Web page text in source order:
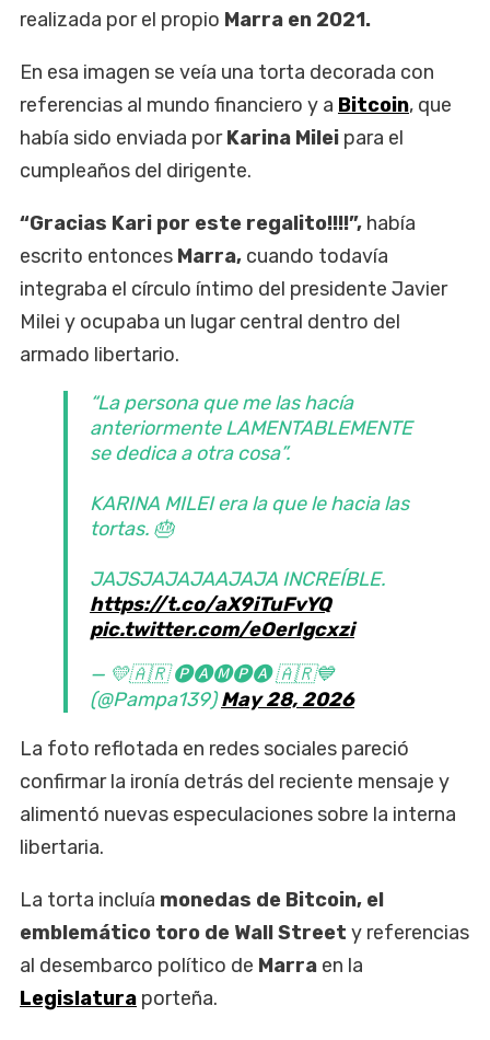
realizada por el propio Marra en 2021.
En esa imagen se veía una torta decorada con
referencias al mundo financiero y a Bitcoin, que
había sido enviada porKarina Milei para el
cumpleaños del dirigente.
“Gracias Kari por este regalito!!!!”, había
escrito entonces Marra, cuando todavía
integraba el círculo íntimo del presidente Javier
Milei y ocupaba un lugar central dentro del
armado libertario.
“La persona que me las hacía
anteriormente LAMENTABLEMENTE
se dedica a otra cosa”.
KARINA MILEI era la que le hacia las
tortas. 🎂
JAJSJAJAJAAJAJA INCREÍBLE.
https://t.co/aX9iTuFvYQ
pic.twitter.com/eOerIgcxzi
— 💛🇦🇷 🅟🅐🅜🅟🅐 🇦🇷💙
(@Pampa139)May 28, 2026
La foto reflotada en redes sociales pareció
confirmar la ironía detrás del reciente mensaje y
alimentó nuevas especulaciones sobre la interna
libertaria.
La torta incluía monedas de Bitcoin, el
emblemático toro de Wall Street y referencias
al desembarco político de Marra en la
Legislatura porteña.